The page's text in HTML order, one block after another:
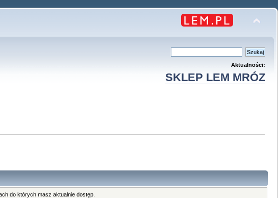
Aktualności:
SKLEP LEM MRÓZ
do których masz aktualnie dostęp.